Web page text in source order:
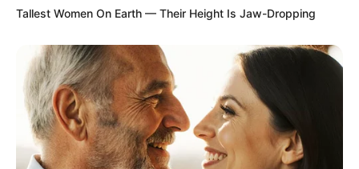
Tallest Women On Earth — Their Height Is Jaw-Dropping